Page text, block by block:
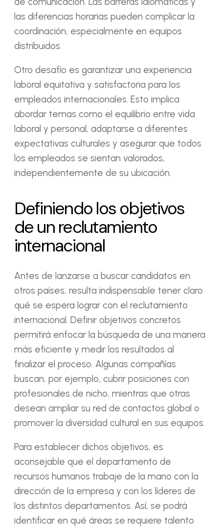
las diferencias horarias pueden complicar la
coordinación, especialmente en equipos
distribuidos.
Otro desafío es garantizar una experiencia
laboral equitativa y satisfactoria para los
empleados internacionales. Esto implica
abordar temas como el equilibrio entre vida
laboral y personal, adaptarse a diferentes
expectativas culturales y asegurar que todos
los empleados se sientan valorados,
independientemente de su ubicación.
Definiendo los objetivos
de un reclutamiento
internacional
Antes de lanzarse a buscar candidatos en
otros países, resulta indispensable tener claro
qué se espera lograr con el reclutamiento
internacional. Definir objetivos concretos
permitirá enfocar la búsqueda de una manera
más eficiente y medir los resultados al
finalizar el proceso. Algunas compañías
buscan, por ejemplo, cubrir posiciones con
profesionales de nicho, mientras que otras
desean ampliar su red de contactos global o
promover la diversidad cultural en sus equipos.
Para establecer dichos objetivos, es
aconsejable que el departamento de
recursos humanos trabaje de la mano con la
dirección de la empresa y con los líderes de
los distintos departamentos. Así, se podrá
identificar en qué áreas se requiere talento